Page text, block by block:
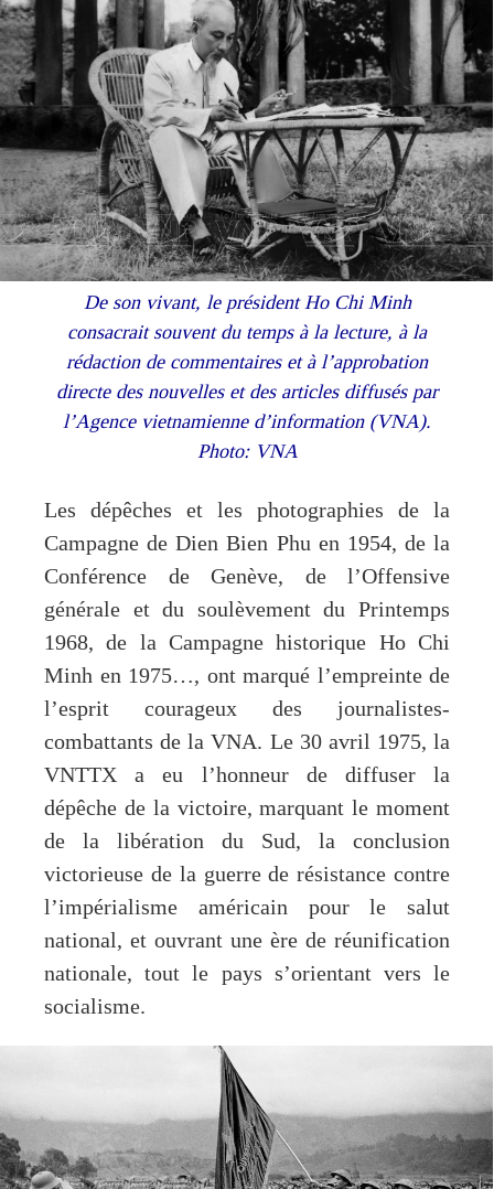
De son vivant, le président Ho Chi Minh
consacrait souvent du temps à la lecture, à la
rédaction de commentaires et à l’approbation
directe des nouvelles et des articles diffusés par
l’Agence vietnamienne d’information (VNA).
Photo: VNA
Les dépêches et les photographies de la
Campagne de Dien Bien Phu en 1954, de la
Conférence de Genève, de l’Offensive
générale et du soulèvement du Printemps
1968, de la Campagne historique Ho Chi
Minh en 1975…, ont marqué l’empreinte de
l’esprit courageux des journalistes-
combattants de la VNA. Le 30 avril 1975, la
VNTTX a eu l’honneur de diffuser la
dépêche de la victoire, marquant le moment
de la libération du Sud, la conclusion
victorieuse de la guerre de résistance contre
l’impérialisme américain pour le salut
national, et ouvrant une ère de réunification
nationale, tout le pays s’orientant vers le
socialisme.